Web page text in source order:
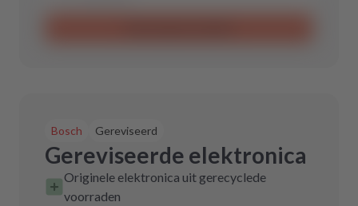
Bosch Gereviseerd
Gereviseerde elektronica
Originele elektronica uit gerecyclede
voorraden